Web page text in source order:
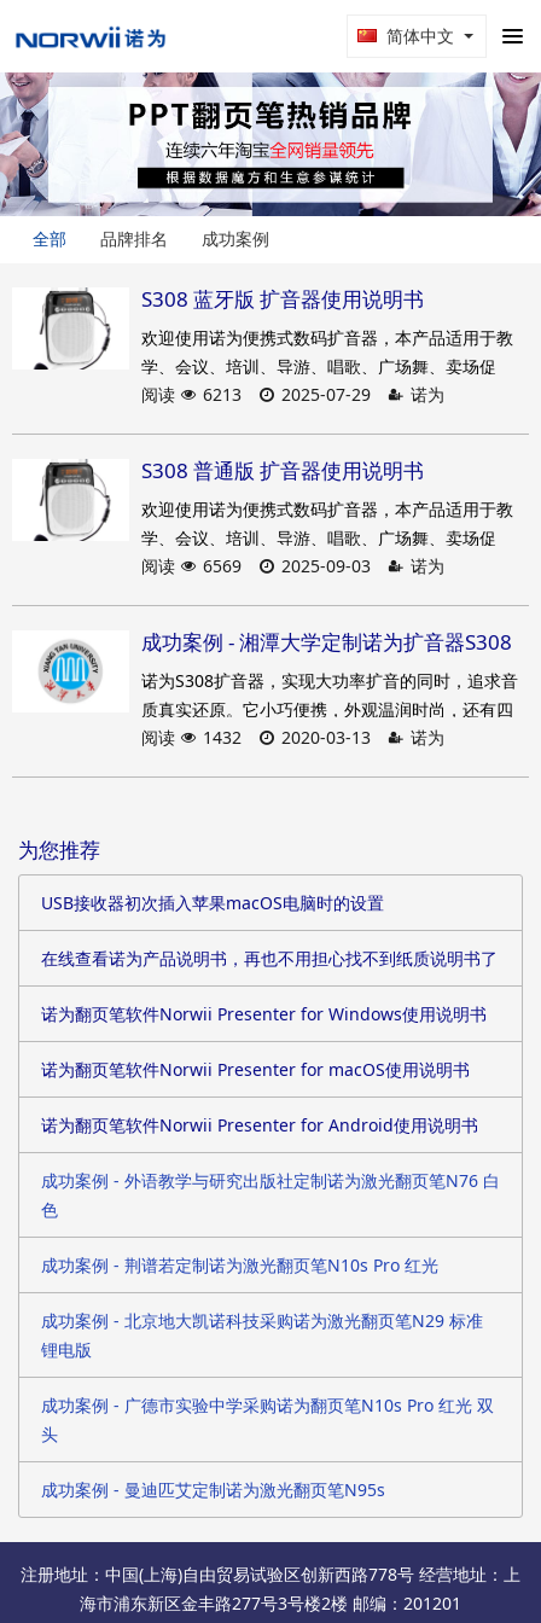
简体中文
全部 品牌排名 成功案例
S308 蓝牙版 扩音器使用说明书
欢迎使用诺为便携式数码扩音器，本产品适用于教
学、会议、培训、导游、唱歌、广场舞、卖场促
销、户外活动等。在使用之前，请仔细阅读说明
阅读 6213 2025-07-29 诺为
S308 普通版 扩音器使用说明书
欢迎使用诺为便携式数码扩音器，本产品适用于教
学、会议、培训、导游、唱歌、广场舞、卖场促
销、户外活动等。在使用之前，请仔细阅读说明
阅读 6569 2025-09-03 诺为
成功案例 - 湘潭大学定制诺为扩音器S308
诺为S308扩音器，实现大功率扩音的同时，追求音
质真实还原。它小巧便携，外观温润时尚，还有四
种不同风格的颜色可选，可满足教学、商务、导
阅读 1432 2020-03-13 诺为
为您推荐
USB接收器初次插入苹果macOS电脑时的设置
在线查看诺为产品说明书，再也不用担心找不到纸质说明书了
诺为翻页笔软件Norwii Presenter for Windows使用说明书
诺为翻页笔软件Norwii Presenter for macOS使用说明书
诺为翻页笔软件Norwii Presenter for Android使用说明书
成功案例 - 外语教学与研究出版社定制诺为激光翻页笔N76 白
色
成功案例 - 荆谱若定制诺为激光翻页笔N10s Pro 红光
成功案例 - 北京地大凯诺科技采购诺为激光翻页笔N29 标准
锂电版
成功案例 - 广德市实验中学采购诺为翻页笔N10s Pro 红光 双
头
成功案例 - 曼迪匹艾定制诺为激光翻页笔N95s
注册地址：中国(上海)自由贸易试验区创新西路778号 经营地址：上
海市浦东新区金丰路277号3号楼2楼 邮编：201201